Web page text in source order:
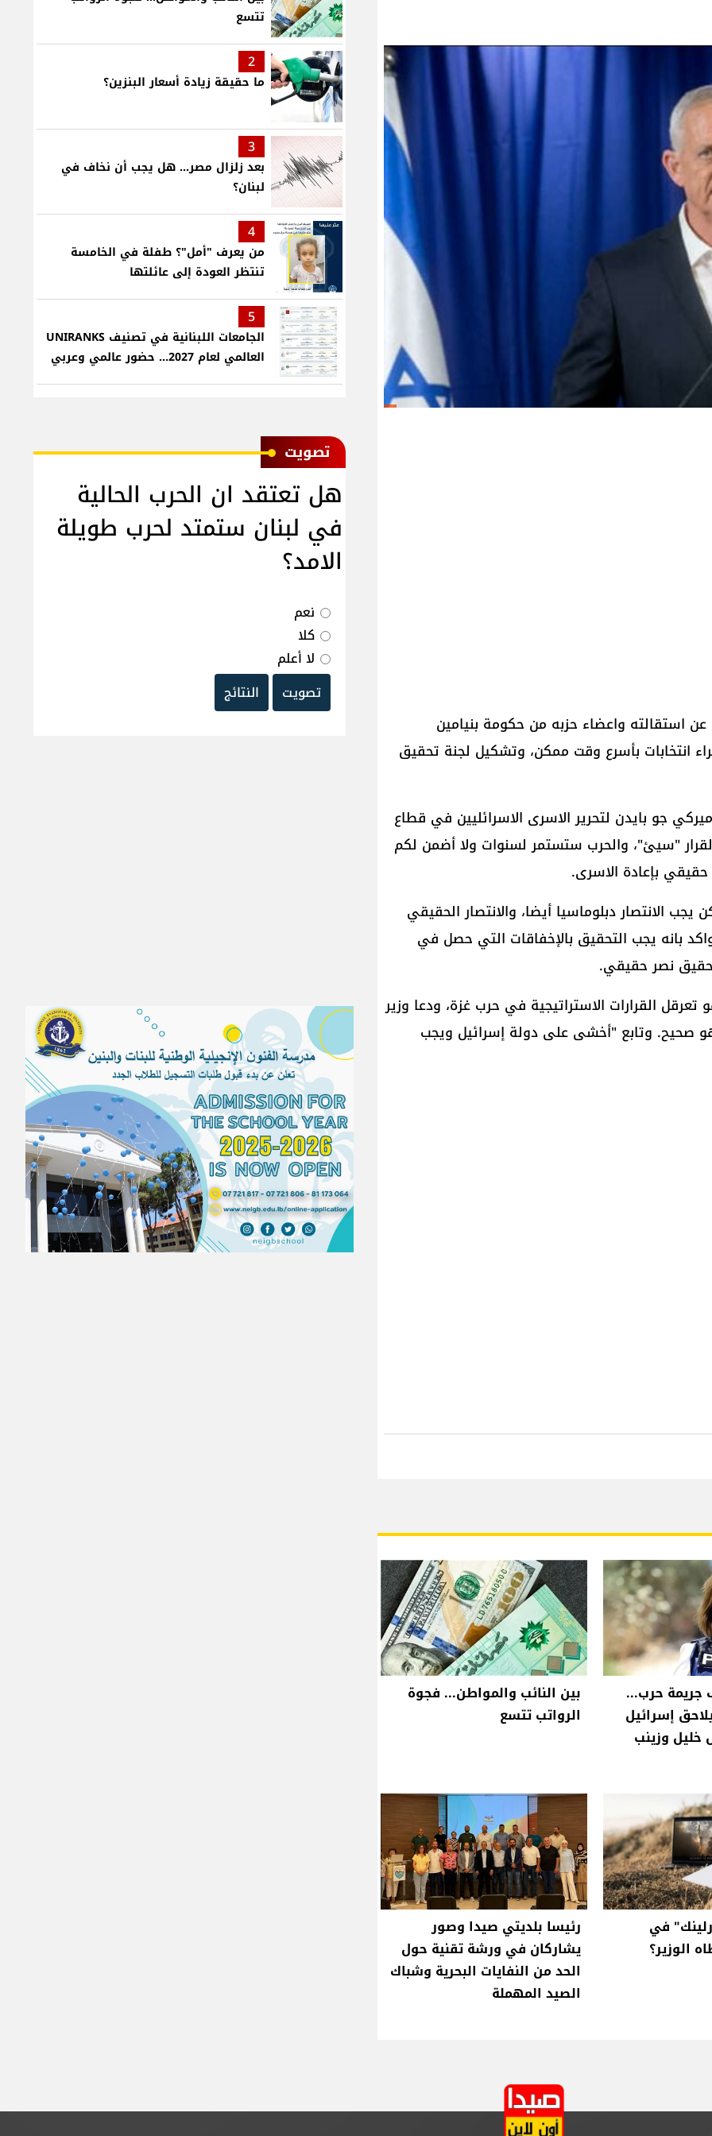
استقالته واعضاء حزبه من حكومة بنيامين
انتخابات بأسرع وقت ممكن، وتشكيل لجنة تحقيق
جو بايدن لتحرير الاسرى الاسرائليين في قطاع
"سيئ"، والحرب ستستمر لسنوات ولا أضمن لكم
حقيقي بإعادة الاسرى.
الانتصار دبلوماسيا أيضا، والانتصار الحقيقي
بانه يجب التحقيق بالإخفاقات التي حصل في
القرارات الاستراتيجية في حرب غزة، ودعا وزير
صحيح. وتابع "أخشى على دولة إسرائيل ويجب
جريمة حرب...
إسرائيل
خليل وزينب
بين النائب والمواطن... فجوة
الرواتب تتسع
في
الوزير؟
رئيسا بلديتي صيدا وصور
يشاركان في ورشة تقنية حول
الحد من النفايات البحرية وشباك
الصيد المهملة
تتسع
2
ما حقيقة زيادة أسعار البنزين؟
3
بعد زلزال مصر... هل يجب أن نخاف في
لبنان؟
4
من يعرف "أمل"؟ طفلة في الخامسة
تنتظر العودة إلى عائلتها
5
الجامعات اللبنانية في تصنيف UNIRANKS
العالمي لعام 2027... حضور عالمي وعربي
ﺗﺼﻮﻳﺖ
هل تعتقد ان الحرب الحالية
في لبنان ستمتد لحرب طويلة
الامد؟
نعم
كلا
لا أعلم
تصويت
النتائج